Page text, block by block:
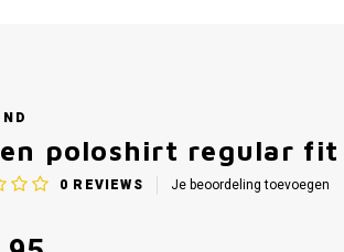
poloshirt regular
0 REVIEWS Je beoordeling toevoegen